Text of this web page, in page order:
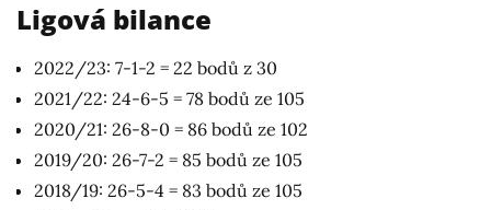
Ligová bilance
2022/23: 7-1-2 = 22 bodů z 30
2021/22: 24-6-5 = 78 bodů ze 105
2020/21: 26-8-0 = 86 bodů ze 102
2019/20: 26-7-2 = 85 bodů ze 105
2018/19: 26-5-4 = 83 bodů ze 105